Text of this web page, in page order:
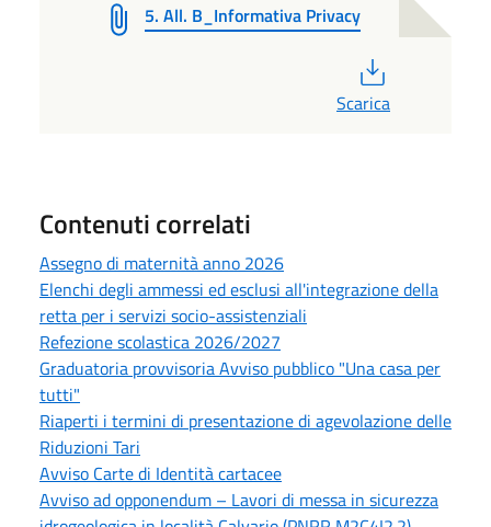
5. All. B_Informativa Privacy
Scarica
Contenuti correlati
Assegno di maternità anno 2026
Elenchi degli ammessi ed esclusi all'integrazione della
retta per i servizi socio-assistenziali
Refezione scolastica 2026/2027
Graduatoria provvisoria Avviso pubblico "Una casa per
tutti"
Riaperti i termini di presentazione di agevolazione delle
Riduzioni Tari
Avviso Carte di Identità cartacee
Avviso ad opponendum – Lavori di messa in sicurezza